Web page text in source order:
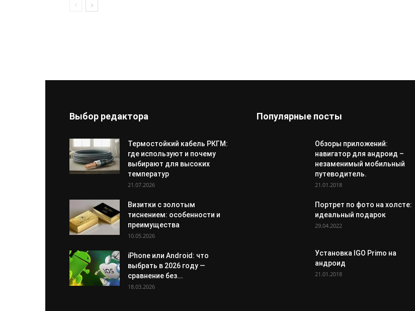
Выбор редактора
Термостойкий кабель РКГМ:
где используют и почему
выбирают для высоких
температур
21.07.2026
Визитки с золотым
тиснением: особенности и
преимущества
10.05.2026
iPhone или Android: что
выбрать в 2026 году —
сравнение без...
18.03.2026
Популярные посты
Обзоры приложений:
навигатор для андроид –
незаменимый мобильный
путеводитель.
21.01.2018
Портрет по фото на холсте:
идеальный подарок
29.04.2022
Установка IGO Primo на
андроид
21.01.2018